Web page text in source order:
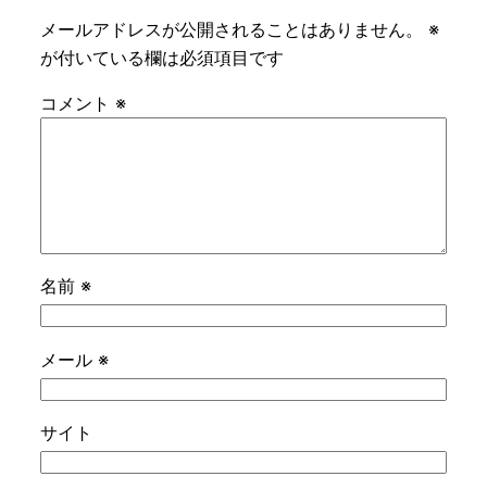
メールアドレスが公開されることはありません。
※
が付いている欄は必須項目です
コメント ※
名前 ※
メール ※
サイト